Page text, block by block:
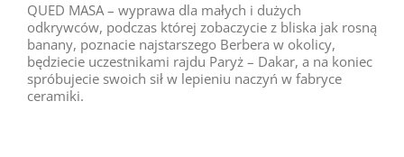
QUED MASA – wyprawa dla małych i dużych
odkrywców, podczas której zobaczycie z bliska jak rosną
banany, poznacie najstarszego Berbera w okolicy,
będziecie uczestnikami rajdu Paryż – Dakar, a na koniec
spróbujecie swoich sił w lepieniu naczyń w fabryce
ceramiki.